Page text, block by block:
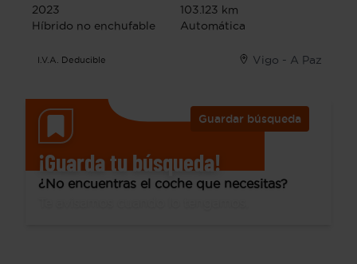
2023
103.123 km
Híbrido no enchufable
Automática
I.V.A. Deducible Vigo - A Paz
Guardar búsqueda
¡Guarda tu búsqueda!
¿No encuentras el coche que necesitas?